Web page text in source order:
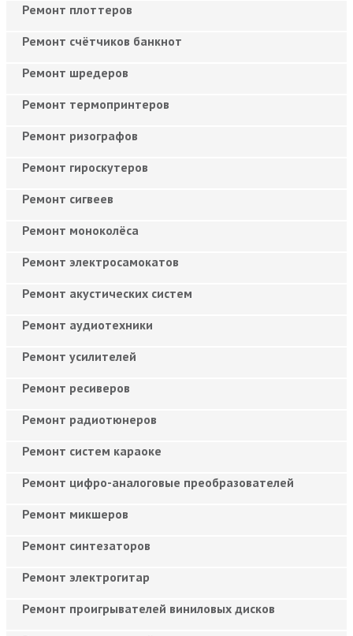
Ремонт плоттеров
Ремонт счётчиков банкнот
Ремонт шредеров
Ремонт термопринтеров
Ремонт ризографов
Ремонт гироскутеров
Ремонт сигвеев
Ремонт моноколёса
Ремонт электросамокатов
Ремонт акустических систем
Ремонт аудиотехники
Ремонт усилителей
Ремонт ресиверов
Ремонт радиотюнеров
Ремонт систем караоке
Ремонт цифро-аналоговые преобразователей
Ремонт микшеров
Ремонт синтезаторов
Ремонт электрогитар
Ремонт проигрывателей виниловых дисков